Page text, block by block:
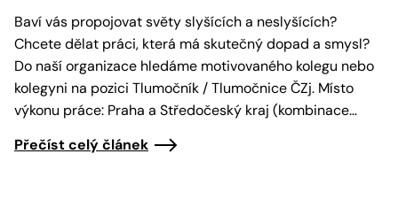
Baví vás propojovat světy slyšících a neslyšících?
Chcete dělat práci, která má skutečný dopad a smysl?
Do naší organizace hledáme motivovaného kolegu nebo
kolegyni na pozici Tlumočník / Tlumočnice ČZj. Místo
výkonu práce: Praha a Středočeský kraj (kombinace…
Přečíst celý článek